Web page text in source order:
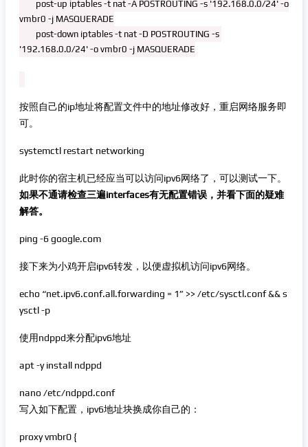
vmbr0 -j MASQUERADE
'192.168.0.0/24' -o vmbr0 -j MASQUERADE
按照自己的ip地址将配置文件中的地址修改好，重启网络服务即
可。
systemctl restart networking
此时你的宿主机已经应当可以访问ipv6网络了，可以测试一下。
如果不通请检查三遍interfaces有无配置错误，并看下面的疑难
解答。
ping -6 google.com
接下来为小鸡开启ipv6转发，以便虚拟机访问ipv6网络。
echo “net.ipv6.conf.all.forwarding = 1” >> /etc/sysctl.conf && s
ysctl -p
使用ndppd来分配ipv6地址
apt -y install ndppd
nano /etc/ndppd.conf
写入如下配置，ipv6地址块换成你自己的：
proxy vmbr0 {